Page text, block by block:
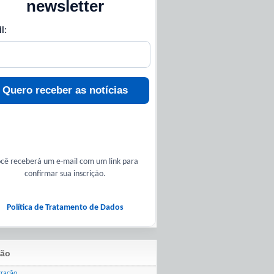
newsletter
Quero receber as notícias
receberá um e-mail com um link para
confirmar sua inscrição.
Política de Tratamento de Dados